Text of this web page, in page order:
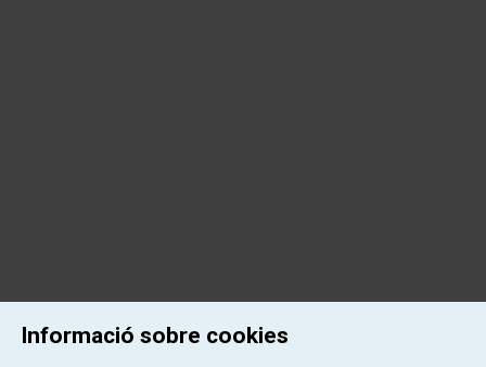
Informació sobre cookies